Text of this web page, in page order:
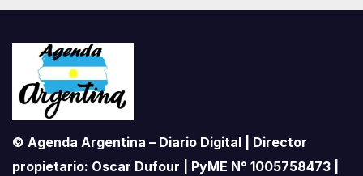
© Agenda Argentina – Diario Digital | Director
propietario: Oscar Dufour | PyME N° 1005758473 |